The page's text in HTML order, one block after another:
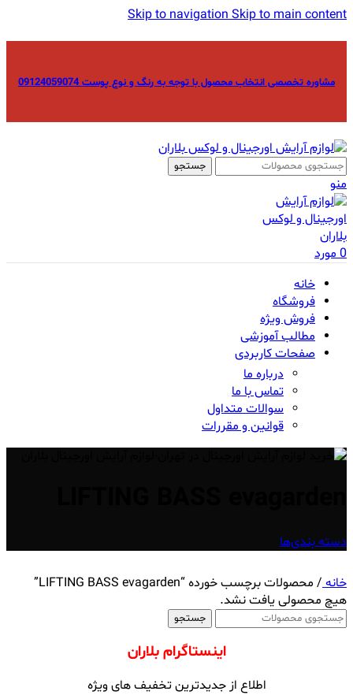
Skip to navigationSkip to main content
مشاوره تخصصی انتخاب محصول با توجه به رنگ و نوع پوست 09124059074
جستجو
منو
0مورد
خانه
فروشگاه
فروش ویژه
مطالب آموزشی
صفحات کاربردی
درباره ما
تماس با ما
سوالات متداول
قوانین و مقررات
دسته بندی‌ها
خانه/ محصولات برچسب خورده “LIFTING BASS evagarden”
هیچ محصولی یافت نشد.
جستجو
اینستاگرام بلاران
اطلاع از جدیدترین تخفیف های ویژه